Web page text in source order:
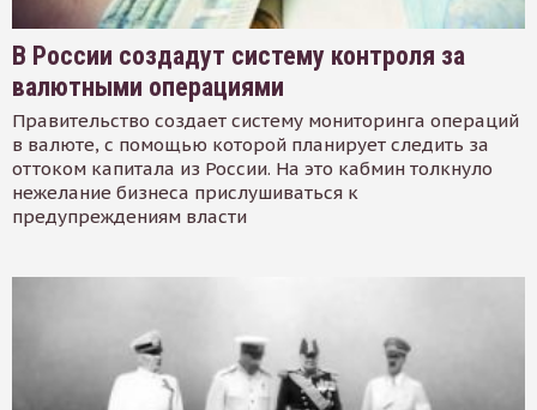
В России создадут систему контроля за
валютными операциями
Правительство создает систему мониторинга операций
в валюте, с помощью которой планирует следить за
оттоком капитала из России. На это кабмин толкнуло
нежелание бизнеса прислушиваться к
предупреждениям власти